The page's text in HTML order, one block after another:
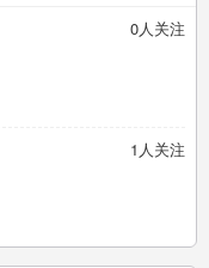
0人关注
1 人关注